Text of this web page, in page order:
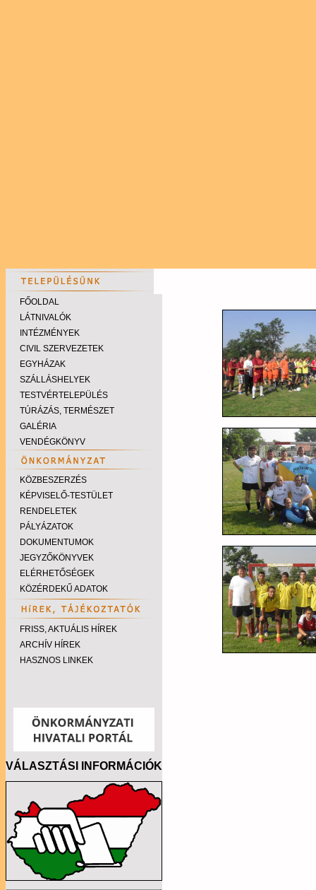
FŐOLDAL
LÁTNIVALÓK
INTÉZMÉNYEK
CIVIL SZERVEZETEK
EGYHÁZAK
SZÁLLÁSHELYEK
TESTVÉRTELEPÜLÉS
TÚRÁZÁS, TERMÉSZET
GALÉRIA
VENDÉGKÖNYV
KÖZBESZERZÉS
KÉPVISELŐ-TESTÜLET
RENDELETEK
PÁLYÁZATOK
DOKUMENTUMOK
JEGYZŐKÖNYVEK
ELÉRHETŐSÉGEK
KÖZÉRDEKŰ ADATOK
FRISS, AKTUÁLIS HÍREK
ARCHÍV HÍREK
HASZNOS LINKEK
VÁLASZTÁSI INFORMÁCIÓK